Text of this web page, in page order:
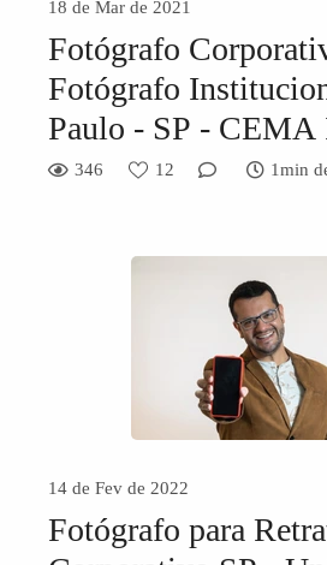
18 de Mar de 2021
Fotógrafo
Fotógrafo
Paulo - SP - CEMA
346 12 1min
14 de Fev de 2022
Fotógrafo para